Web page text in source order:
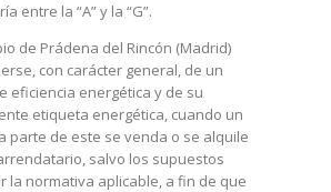
entre la “A” y la “G”.
de Prádena del Rincón (Madrid)
con carácter general, de un
eficiencia energética y de su
etiqueta energética, cuando un
parte de este se venda o se alquile
salvo los supuestos
la normativa aplicable, a fin de que